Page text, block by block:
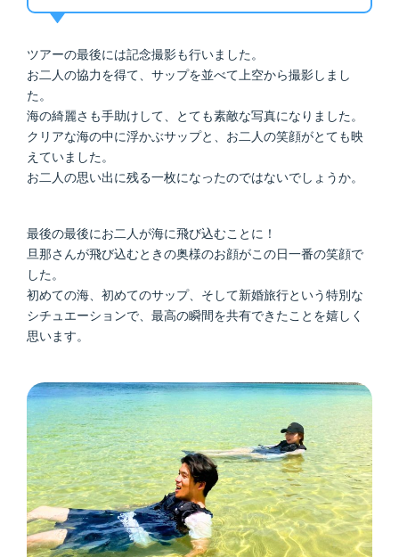
ツアーの最後には記念撮影も行いました。
お二人の協力を得て、サップを並べて上空から撮影しまし
た。
海の綺麗さも手助けして、とても素敵な写真になりました。
クリアな海の中に浮かぶサップと、お二人の笑顔がとても映
えていました。
お二人の思い出に残る一枚になったのではないでしょうか。
最後の最後にお二人が海に飛び込むことに！
旦那さんが飛び込むときの奥様のお顔がこの日一番の笑顔で
した。
初めての海、初めてのサップ、そして新婚旅行という特別な
シチュエーションで、最高の瞬間を共有できたことを嬉しく
思います。